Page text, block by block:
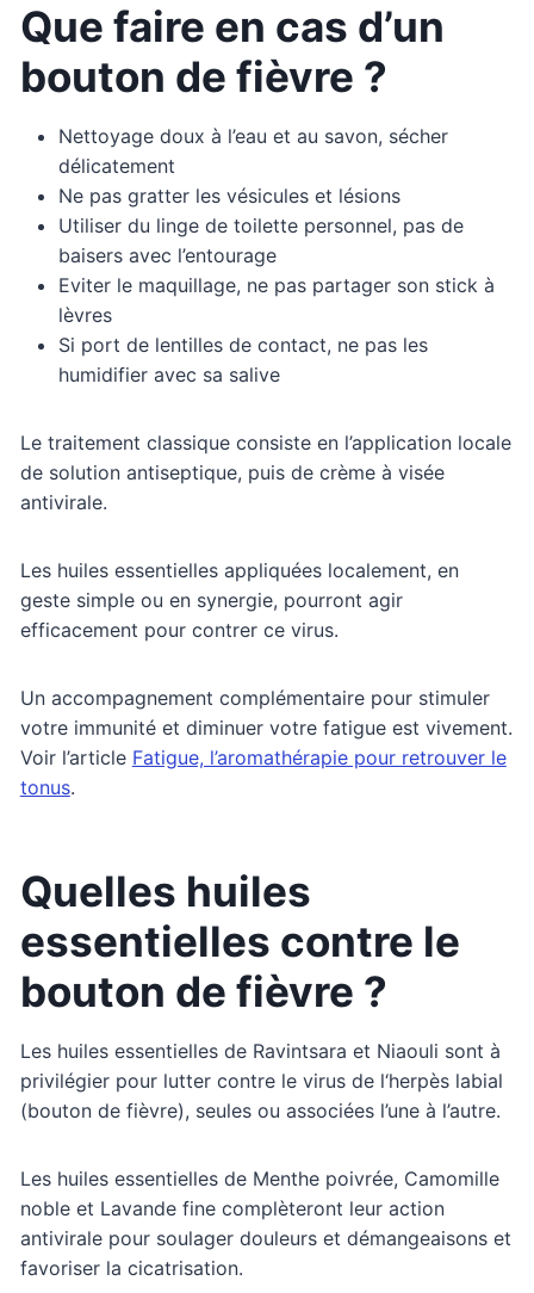
Que faire en cas d’un
bouton de fièvre ?
Nettoyage doux à l’eau et au savon, sécher
délicatement
Ne pas gratter les vésicules et lésions
Utiliser du linge de toilette personnel, pas de
baisers avec l’entourage
Eviter le maquillage, ne pas partager son stick à
lèvres
Si port de lentilles de contact, ne pas les
humidifier avec sa salive
Le traitement classique consiste en l’application locale
de solution antiseptique, puis de crème à visée
antivirale.
Les huiles essentielles appliquées localement, en
geste simple ou en synergie, pourront agir
efficacement pour contrer ce virus.
Un accompagnement complémentaire pour stimuler
votre immunité et diminuer votre fatigue est vivement.
Voir l’article Fatigue, l’aromathérapie pour retrouver le
tonus.
Quelles huiles
essentielles contre le
bouton de fièvre ?
Les huiles essentielles de Ravintsara et Niaouli sont à
privilégier pour lutter contre le virus de l‘herpès labial
(bouton de fièvre), seules ou associées l’une à l’autre.
Les huiles essentielles de Menthe poivrée, Camomille
noble et Lavande fine complèteront leur action
antivirale pour soulager douleurs et démangeaisons et
favoriser la cicatrisation.